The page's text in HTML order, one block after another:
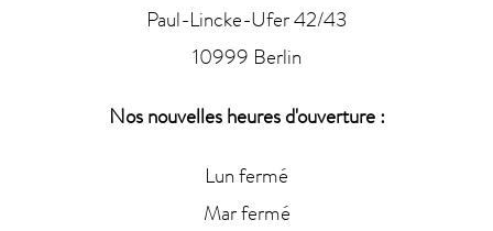
Paul-Lincke-Ufer 42/43
10999 Berlin
Nos nouvelles heures d'ouverture :
Lun fermé
Mar fermé